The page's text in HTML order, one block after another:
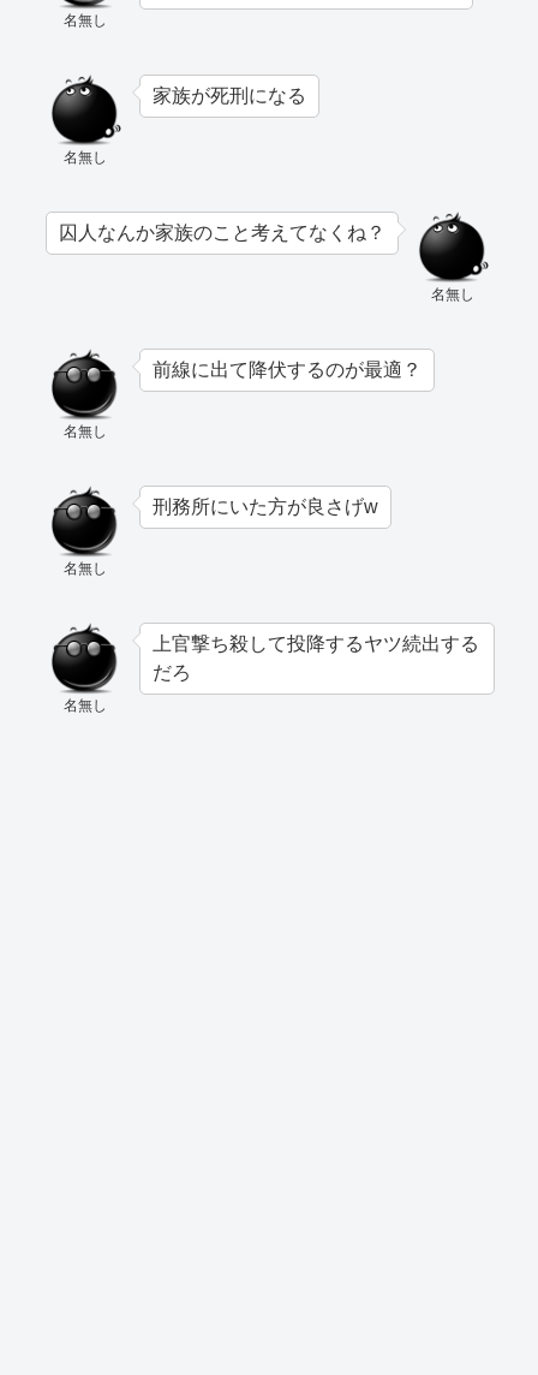
名無し
名無し
家族が死刑になる
名無し
囚人なんか家族のこと考えてなくね？
名無し
前線に出て降伏するのが最適？
名無し
刑務所にいた方が良さげw
名無し
上官撃ち殺して投降するヤツ続出する
だろ